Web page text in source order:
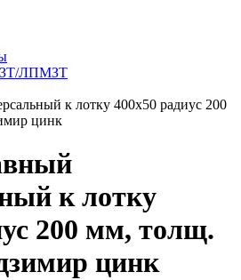
ЛПМЗТ
к лотку 400х50 радиус 200
цинк
к лотку
200 мм, толщ.
цинк